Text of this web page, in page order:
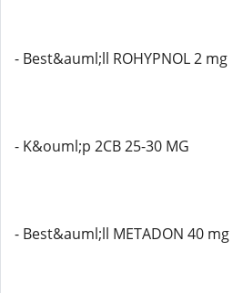
- Best&auml;ll ROHYPNOL 2 mg
- K&ouml;p 2CB 25-30 MG
- Best&auml;ll METADON 40 mg